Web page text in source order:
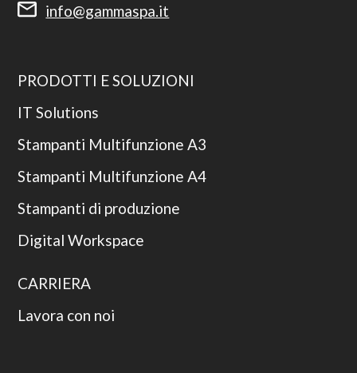
info@gammaspa.it
PRODOTTI E SOLUZIONI
IT Solutions
Stampanti Multifunzione A3
Stampanti Multifunzione A4
Stampanti di produzione
Digital Workspace
CARRIERA
Lavora con noi